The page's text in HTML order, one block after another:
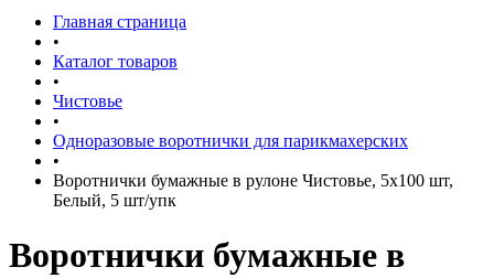
Главная страница
•
Каталог товаров
•
Чистовье
•
Одноразовые воротнички для парикмахерских
•
Воротнички бумажные в рулоне Чистовье, 5х100 шт,
Белый, 5 шт/упк
Воротнички бумажные в